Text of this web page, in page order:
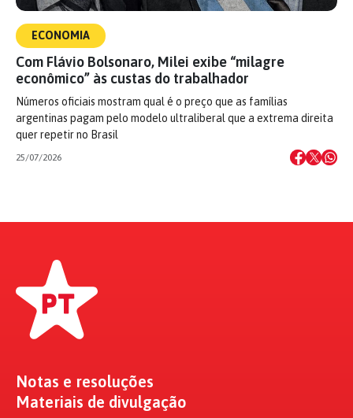
ECONOMIA
Com Flávio Bolsonaro, Milei exibe “milagre
econômico” às custas do trabalhador
Números oficiais mostram qual é o preço que as famílias
argentinas pagam pelo modelo ultraliberal que a extrema direita
quer repetir no Brasil
25/07/2026
Notas e resoluções
Materiais de divulgação